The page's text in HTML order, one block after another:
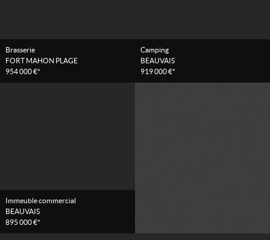
Brasserie
FORT MAHON PLAGE
954 000 €*
Camping
BEAUVAIS
919 000 €*
Immeuble commercial
BEAUVAIS
895 000 €*